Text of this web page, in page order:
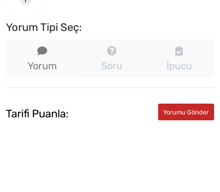
Yorum Tipi Seç:
Yorum Soru İpucu
Tarifi Puanla: